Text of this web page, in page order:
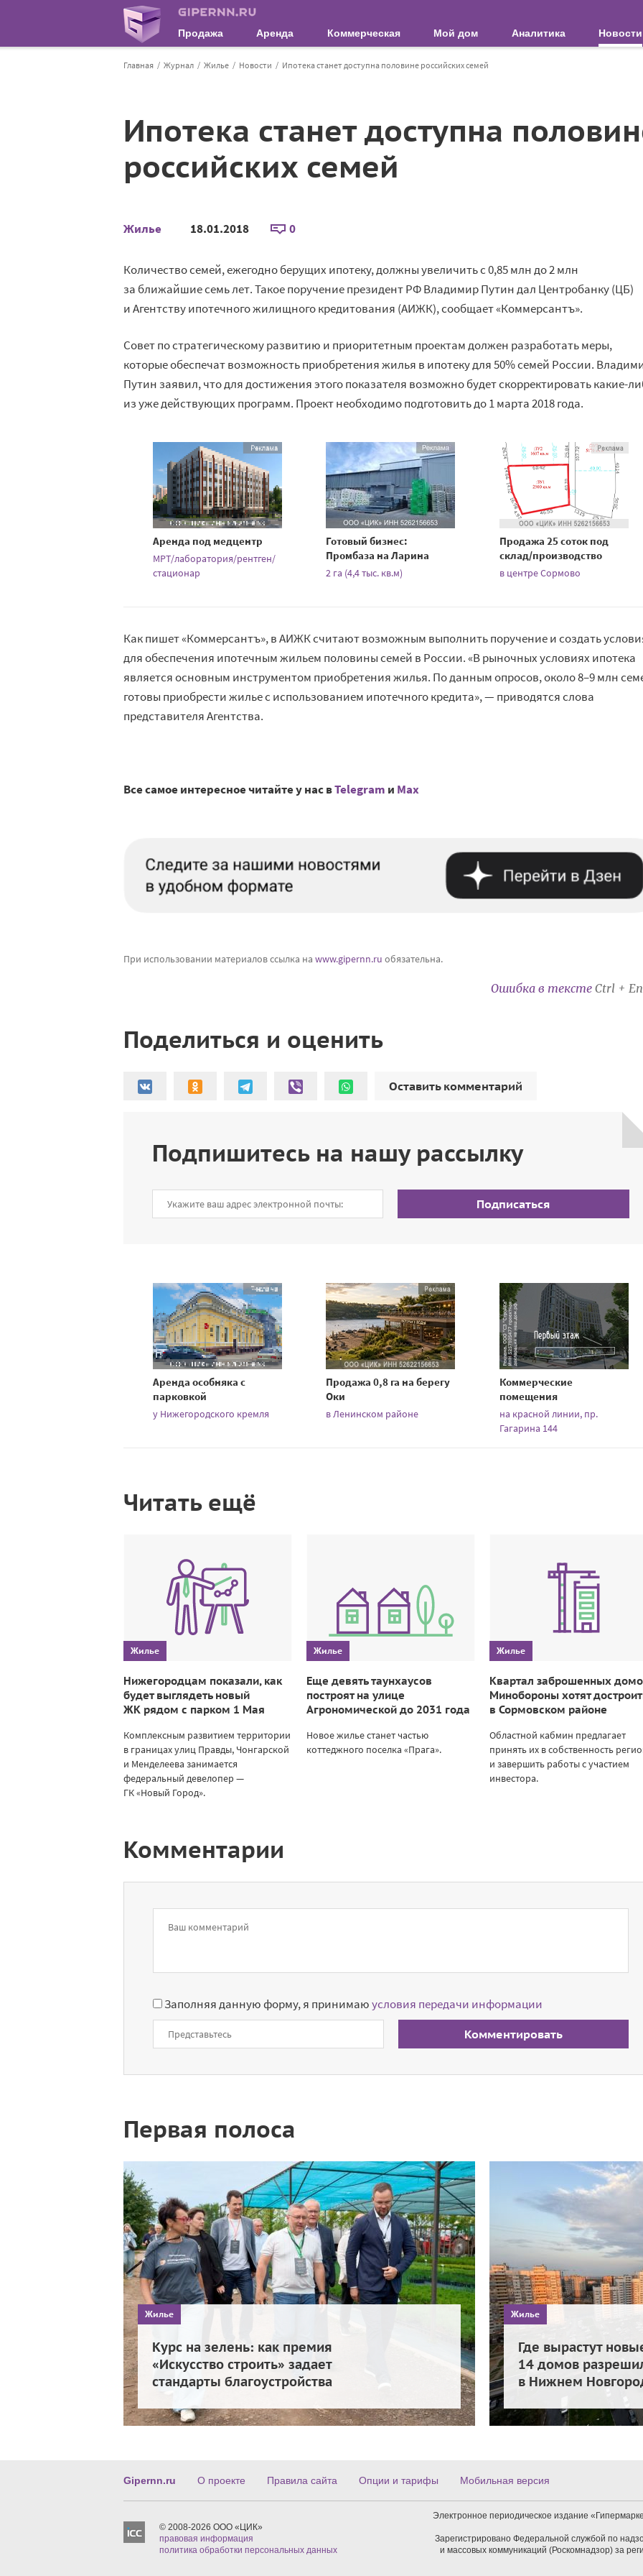
Продажа Аренда Коммерческая Мой дом Аналитика Новости
Главная Журнал Жилье Новости Ипотека станет доступна половине российских семей
Ипотека станет доступна
российских семей
Жилье 18.01.2018 0
Количество семей, ежегодно берущих ипотеку, должны увеличить с 0,85 млн до 2 млн
за ближайшие семь лет. Такое поручение президент РФ Владимир Путин дал Центробанку (ЦБ)
и Агентству ипотечного жилищного кредитования (АИЖК), сообщает «Коммерсантъ».
Совет по стратегическому развитию и приоритетным проектам должен разработать меры,
которые обеспечат возможность приобретения жилья в ипотеку для 50% семей России.
Путин заявил, что для достижения этого показателя возможно будет скорректировать какие-
из уже действующих программ. Проект необходимо подготовить до 1 марта 2018 года.
Аренда под медцентр
МРТ/лаборатория/рентген/
стационар
Готовый бизнес:
Промбаза на Ларина
2 га (4,4 тыс. кв.м)
Продажа 25 соток под
склад/производство
в центре Сормово
Как пишет «Коммерсантъ», в АИЖК считают возможным выполнить поручение и создать
для обеспечения ипотечным жильем половины семей в России. «В рыночных условиях ипотека
является основным инструментом приобретения жилья. По данным опросов, около 8–9 млн
готовы приобрести жилье с использованием ипотечного кредита», — приводятся слова
представителя Агентства.
Все самое интересное читайте у нас вTelegram и Mах
При использовании материалов ссылка на www.gipernn.ru обязательна.
Ошибка в тексте Ctrl +
Поделиться и оценить
Оставить комментарий
Подпишитесь на нашу рассылку
Подписаться
Аренда особняка с
парковкой
у Нижегородского кремля
Продажа 0,8 га на берегу
Оки
в Ленинском районе
Коммерческие
помещения
на красной линии, пр.
Гагарина 144
Читать ещё
Жилье
Нижегородцам показали, как
будет выглядеть новый
ЖК рядом с парком 1 Мая
Комплексным развитием территории
в границах улиц Правды, Чонгарской
и Менделеева занимается
федеральный девелопер —
ГК «Новый Город».
Жилье
Еще девять таунхаусов
построят на улице
Агрономической до 2031 года
Новое жилье станет частью
коттеджного поселка «Прага».
Жилье
Квартал заброшенных
Минобороны хотят
в Сормовском районе
Областной кабмин предлагает
принять их в собственность
и завершить работы с участием
инвестора.
Комментарии
Заполняя данную форму, я принимаюусловия передачи информации
Комментировать
Первая полоса
Жилье
Курс на зелень: как премия
«Искусство строить» задает
стандарты благоустройства
Жилье
Где вырастут
14 домов
в Нижнем
Gipernn.ru О проекте Правила сайта Опции и тарифы Мобильная версия
© 2008-2026 ООО «ЦИК»
правовая информация
политика обработки персональных данных
Электронное периодическое издание
Зарегистрировано Федеральной службой по
и массовых коммуникаций (Роскомнадзор) за